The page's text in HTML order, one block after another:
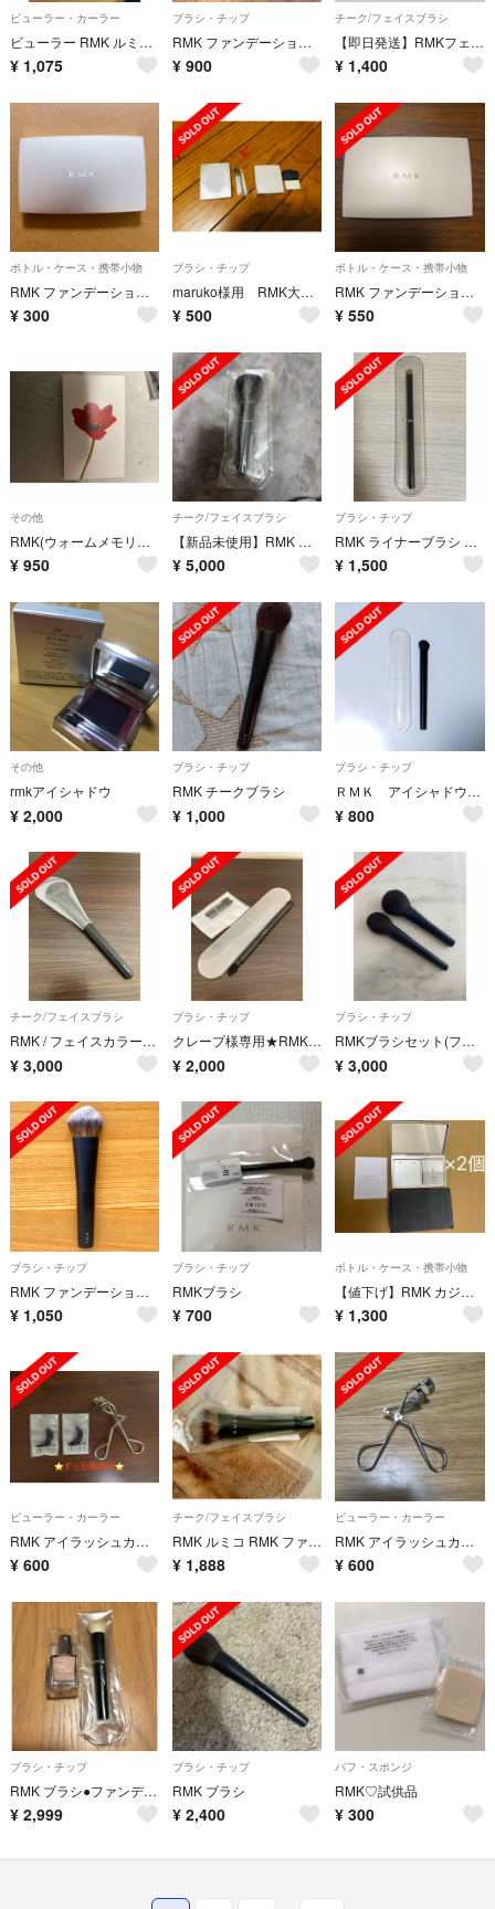
ビューラー・カーラー
ビューラー RMK ルミコ RMK アイラッシュカーラー RMK EYELASH
¥ 1,075
ブラシ・チップ
RMK ファンデーションブラシ N
¥ 900
チーク/フェイスブラシ
【即日発送】RMKフェイスパウダーブラシ
¥ 1,400
ボトル・ケース・携帯小物
RMK ファンデーションケース
¥ 300
ブラシ・チップ
maruko様用 RMK大きいブラシ
¥ 500
ボトル・ケース・携帯小物
RMK ファンデーションケース
¥ 550
その他
RMK(ウォームメモリーズアイジャドウパレット
¥ 950
チーク/フェイスブラシ
【新品未使用】RMK フェイスパウダーブラシ【値下げ交渉可】
¥ 5,000
ブラシ・チップ
RMK ライナーブラシ アイブロウブラシ
¥ 1,500
その他
rmkアイシャドウ
¥ 2,000
ブラシ・チップ
RMK チークブラシ
¥ 1,000
ブラシ・チップ
ＲＭＫ アイシャドウブラシ Ａ
¥ 800
チーク/フェイスブラシ
RMK / フェイスカラーブラシ/ チークブラシ/ケース付き
¥ 3,000
ブラシ・チップ
クレープ様専用★RMK アイシャドウブラシ/ チップ/ ダブルエンド/ レフィル
¥ 2,000
ブラシ・チップ
RMKブラシセット(フェイスとチーク用)
¥ 3,000
ブラシ・チップ
RMK ファンデーションブラシ メイクブラシ フェイスブラシ リキッドファンデ
¥ 1,050
ブラシ・チップ
RMKブラシ
¥ 700
ボトル・ケース・携帯小物
【値下げ】RMK カジュアルソリッド ファンデーションケース 2個セット
¥ 1,300
ビューラー・カーラー
RMK アイラッシュカーラー、替えゴム
¥ 600
チーク/フェイスブラシ
RMK ルミコ RMK ファンデーションブラシ N
¥ 1,888
ビューラー・カーラー
RMK アイラッシュカーラー
¥ 600
ブラシ・チップ
RMK ブラシ●ファンデーションブラシ●ネイルカラー 【新品】
¥ 2,999
ブラシ・チップ
RMK ブラシ
¥ 2,400
パフ・スポンジ
RMK♡試供品
¥ 300